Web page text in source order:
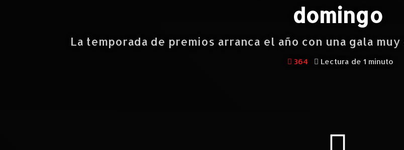
domingo
La temporada de premios arranca el año con una gala
364 Lectura de 1 minuto